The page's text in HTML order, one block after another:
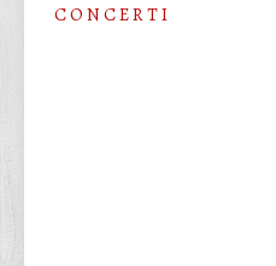
C O N C E R T I